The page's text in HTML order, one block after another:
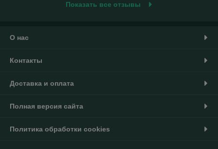
Показать все отзывы
О нас
Контакты
Доставка и оплата
Полная версия сайта
Политика обработки cookies